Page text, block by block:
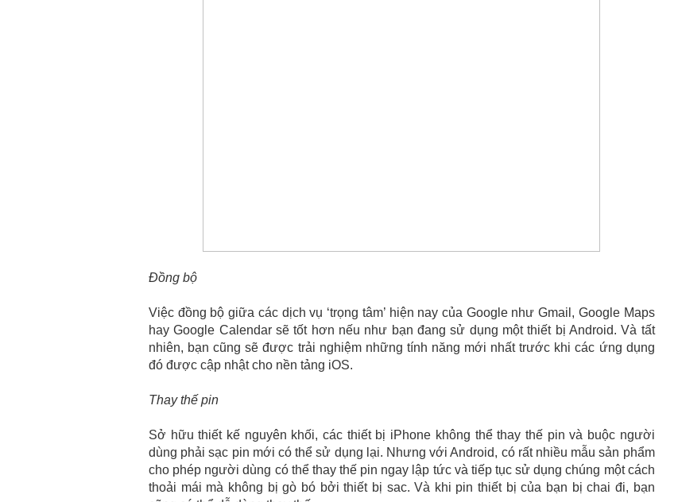
Đồng bộ
Việc đồng bộ giữa các dịch vụ ‘trọng tâm’ hiện nay của Google như Gmail, Google Maps
hay Google Calendar sẽ tốt hơn nếu như bạn đang sử dụng một thiết bị Android. Và tất
nhiên, bạn cũng sẽ được trải nghiệm những tính năng mới nhất trước khi các ứng dụng
đó được cập nhật cho nền tảng iOS.
Thay thế pin
Sở hữu thiết kế nguyên khối, các thiết bị iPhone không thể thay thế pin và buộc người
dùng phải sạc pin mới có thể sử dụng lại. Nhưng với Android, có rất nhiều mẫu sản phẩm
cho phép người dùng có thể thay thế pin ngay lập tức và tiếp tục sử dụng chúng một cách
thoải mái mà không bị gò bó bởi thiết bị sac. Và khi pin thiết bị của bạn bị chai đi, bạn